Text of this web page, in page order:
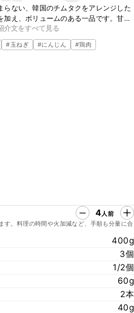
らない、韓国のチムタクをアレンジした
加え、ボリュームのある一品です。甘辛
をそそり、ごはんのおかずにピッタリで
式会社」の登録商標又は商標です。
介文をすべて見る
#玉ねぎ #にんじん #鶏肉
4人前
す。料理の時間や火加減など、手順も分量に合
400g
3個
1/2個
60g
2本
40g